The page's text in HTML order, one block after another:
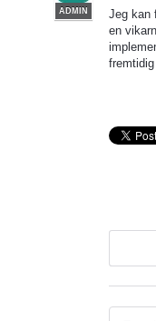
ADMIN
Jeg kan
en